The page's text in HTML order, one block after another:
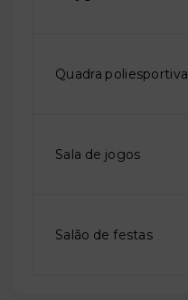
Quadra poliesportiva
Sala de jogos
Salão de festas